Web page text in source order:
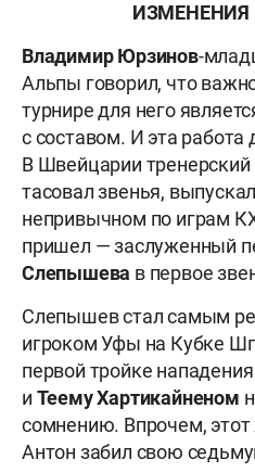
ИЗМЕНЕНИЯ
Владимир Юрзинов-
Альпы говорил, что
турнире для него
с составом. И эта работа
В Швейцарии
тасовал звенья,
непривычном по играм
пришел — заслуженный
Слепышева в первое
Слепышев стал самым
игроком Уфы на Кубке
первой тройке
и Теему Хартикайненом
сомнению. Впрочем, этот
Антон забил свою